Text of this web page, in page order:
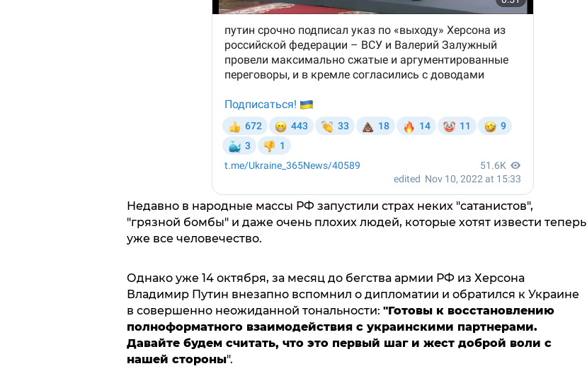
Недавно в народные массы РФ запустили страх неких "сатанистов",
"грязной бомбы" и даже очень плохих людей, которые хотят извести теперь
уже все человечество.
Однако уже 14 октября, за месяц до бегства армии РФ из Херсона
Владимир Путин внезапно вспомнил о дипломатии и обратился к Украине
в совершенно неожиданной тональности: "Готовы к восстановлению
полноформатного взаимодействия с украинскими партнерами.
Давайте будем считать, что это первый шаг и жест доброй воли с
нашей стороны".